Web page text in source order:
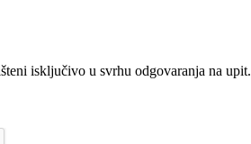
isključivo u svrhu odgovaranja na upit.